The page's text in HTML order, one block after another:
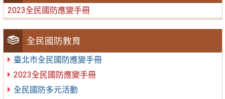
2023全民國防應變手冊
全民國防教育
臺北市全民國防應變手冊
2023全民國防應變手冊
全民國防多元活動